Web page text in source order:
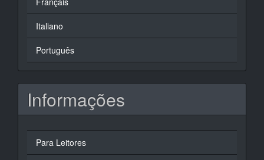
Italiano
Português
Informações
Para Leitores